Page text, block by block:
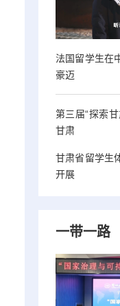
法国留学生在
豪迈
第三届“探索
甘肃
甘肃省留学生
开展
一带一路